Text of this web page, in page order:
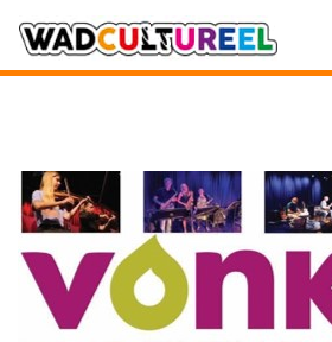
DEELNEMERS
DOE MEE
CONTACT
ORGANISATIE